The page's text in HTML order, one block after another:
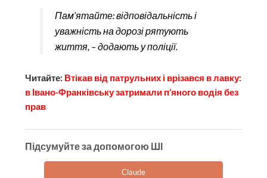
Пам’ятайте: відповідальність і
уважність на дорозі рятують
життя, – додають у поліції.
Читайте: Втікав від патрульних і врізався в лавку:
в Івано-Франківську затримали п’яного водія без
прав
Підсумуйте за допомогою ШІ
Claude